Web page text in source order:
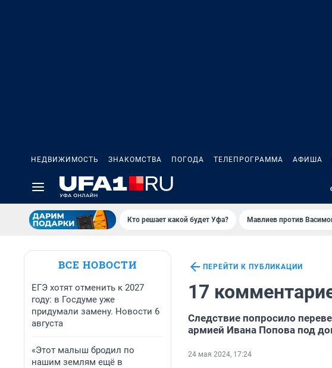
НЕДВИЖИМОСТЬ ЗНАКОМСТВА ПОГОДА ТЕЛЕПРОГРАММА АФИША
Кто решает какой будет Уфа? Мавлиев против
ВСЕ НОВОСТИ
ЕГЭ хотят отменить к 2027
году: в Госдуме уже
придумали замену. Новости 6
августа
«Этот малыш бродил по
нашим землям ещё в
ПЕРЕЙТИ К ПУБЛИКАЦИИ
17
Следствие попросило
армией Ивана Попова под
24 мая 2024, 17:24